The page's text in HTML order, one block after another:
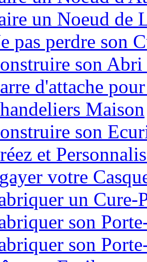
un Noeud de
pas perdre son
son
d'attache
Maison
son
et
votre
un Cure-
son
son